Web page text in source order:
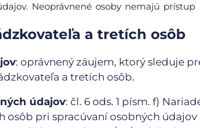
Neoprávnené osoby nemajú
a tretích osôb
: oprávnený záujem, ktorý sleduje
a tretích osôb.
údajov: čl. 6 ods. 1 písm. f)
osôb pri spracúvaní osobných